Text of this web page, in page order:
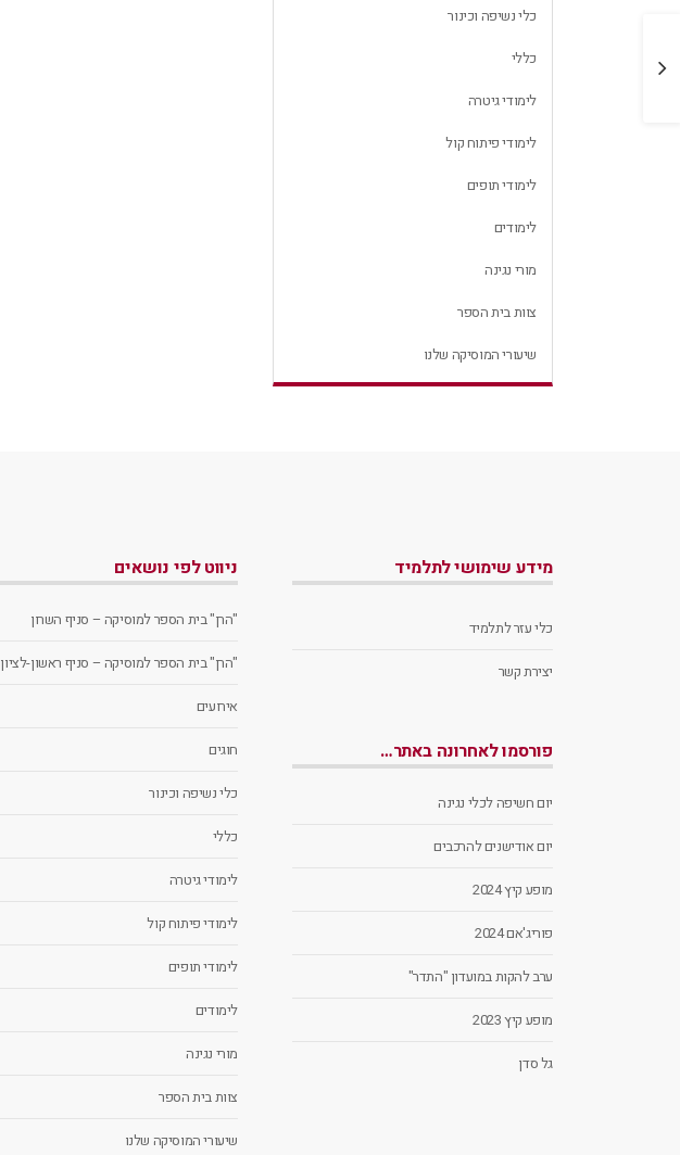
כלי נשיפה וכינור
כללי
לימודי גיטרה
לימודי פיתוח קול
לימודי תופים
לימודים
מורי נגינה
צוות בית הספר
שיעורי המוסיקה שלנו
22.11.12 | סדנת הקל…
ניווט לפי נושאים
"הרן" בית הספר למוסיקה – סניף השרון
"הרן" בית הספר למוסיקה – סניף ראשון-לציון
אירועים
חוגים
כלי נשיפה וכינור
כללי
לימודי גיטרה
לימודי פיתוח קול
לימודי תופים
לימודים
מורי נגינה
צוות בית הספר
שיעורי המוסיקה שלנו
מידע שימושי לתלמיד
כלי עזר לתלמיד
יצירת קשר
פורסמו לאחרונה באתר…
יום חשיפה לכלי נגינה
יום אודישנים להרכבים
מופע קיץ 2024
פוריג'אם 2024
ערב להקות במועדון "התדר"
מופע קיץ 2023
גל סדן